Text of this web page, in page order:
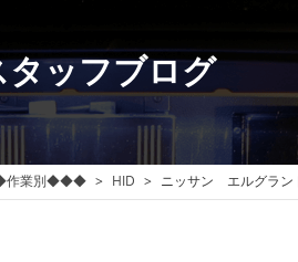
タッフブログ
業別◆◆◆ HID ニッサン エルグラン